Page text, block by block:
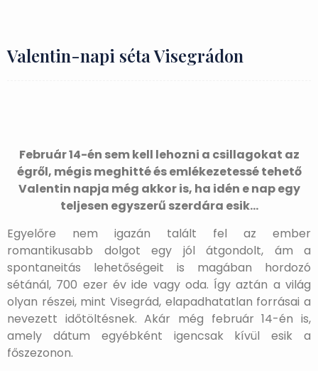
Valentin-napi séta Visegrádon
Február 14-én sem kell lehozni a csillagokat az
égről, mégis meghitté és emlékezetessé tehető
Valentin napja még akkor is, ha idén e nap egy
teljesen egyszerű szerdára esik…
Egyelőre nem igazán talált fel az ember
romantikusabb dolgot egy jól átgondolt, ám a
spontaneitás lehetőségeit is magában hordozó
sétánál, 700 ezer év ide vagy oda. Így aztán a világ
olyan részei, mint Visegrád, elapadhatatlan forrásai a
nevezett időtöltésnek. Akár még február 14-én is,
amely dátum egyébként igencsak kívül esik a
főszezonon.